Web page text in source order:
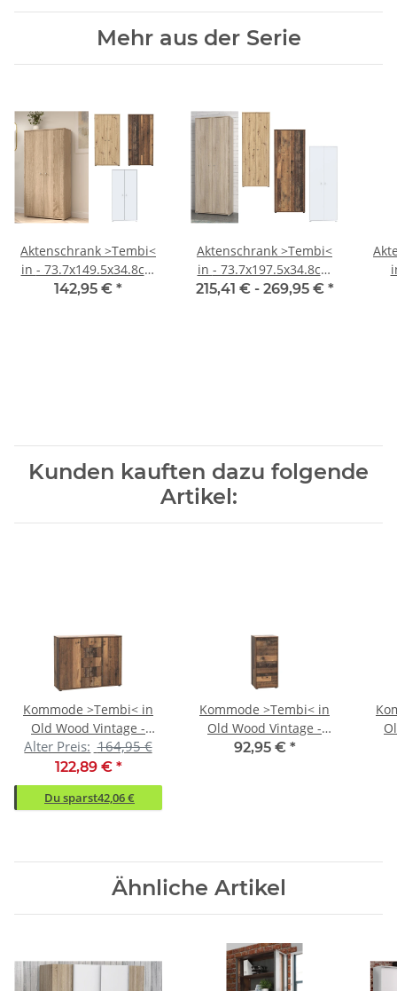
Mehr aus der Serie
Aktenschrank >Tembi<
in - 73.7x149.5x34.8cm
(BxHxT)
142,95 € *
Aktenschrank >Tembi<
in - 73.7x197.5x34.8cm
(BxHxT)
215,41 € - 269,95 € *
Kunden kauften dazu folgende
Artikel:
Kommode >Tembi< in
Old Wood Vintage -
108,8x85,5x34,8cm
(BxHxT)
Alter Preis: 164,95 €
122,89 € *
Du sparst42,06 €
Kommode >Tembi< in
Old Wood Vintage -
38,6x85,5x34,8cm
92,95 € *
Ähnliche Artikel